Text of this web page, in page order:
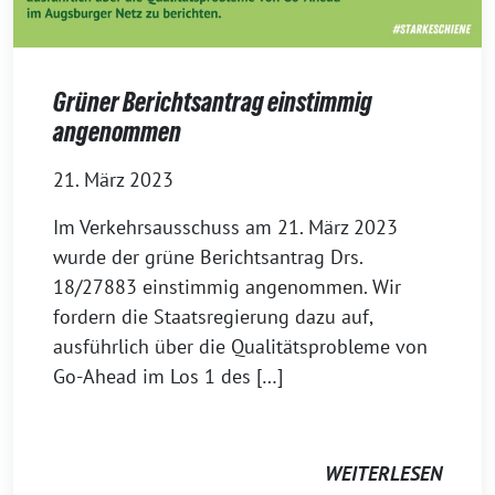
Grüner Berichtsantrag einstimmig
angenommen
21. März 2023
Im Verkehrsausschuss am 21. März 2023
wurde der grüne Berichtsantrag Drs.
18/27883 einstimmig angenommen. Wir
fordern die Staatsregierung dazu auf,
ausführlich über die Qualitätsprobleme von
Go-Ahead im Los 1 des […]
WEITERLESEN